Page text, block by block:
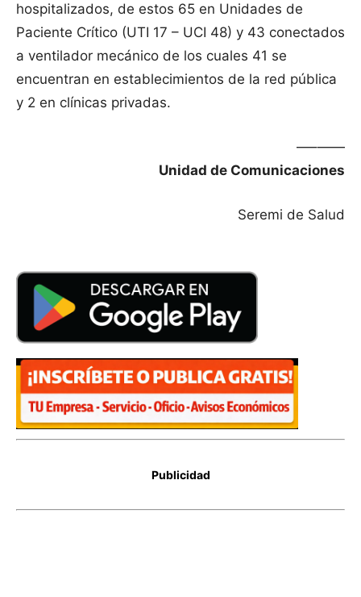
hospitalizados, de estos 65 en Unidades de
Paciente Crítico (UTI 17 – UCI 48) y 43 conectados
a ventilador mecánico de los cuales 41 se
encuentran en establecimientos de la red pública
y 2 en clínicas privadas.
—–——
Unidad de Comunicaciones
Seremi de Salud
Publicidad